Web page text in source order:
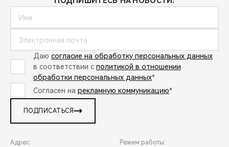
Даю согласие на обработку персональных данных
в соответствии с политикой в отношении
обработки персональных данных*
Согласен на рекламную коммуникацию*
ПОДПИСАТЬСЯ
Адрес: Режим работы: